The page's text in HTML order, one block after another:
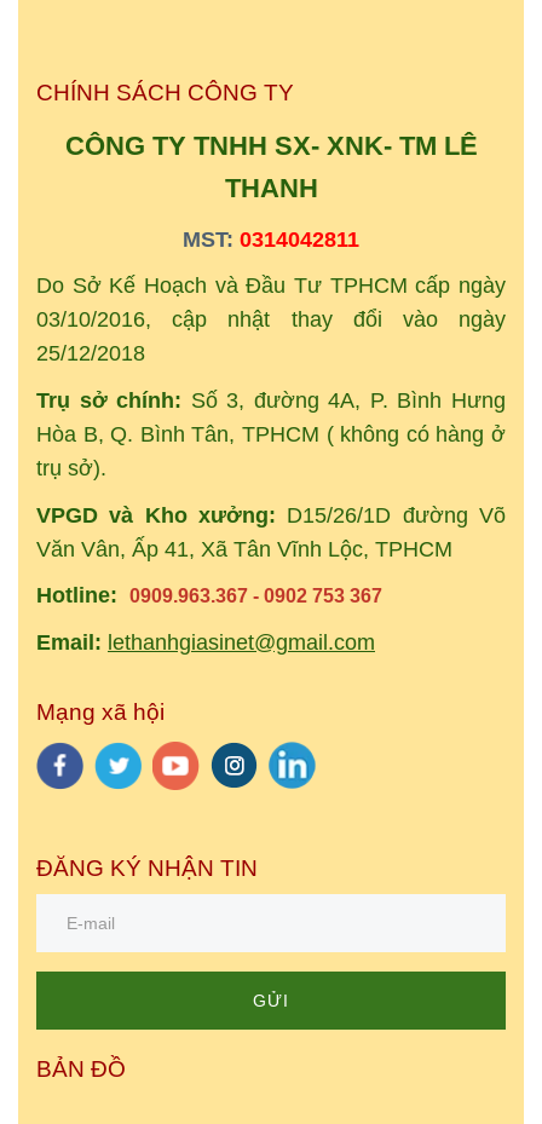
CHÍNH SÁCH CÔNG TY
CÔNG TY TNHH SX- XNK- TM LÊ
THANH
MST: 0314042811
Do Sở Kế Hoạch và Đầu Tư TPHCM cấp ngày
03/10/2016, cập nhật thay đổi vào ngày
25/12/2018
Trụ sở chính: Số 3, đường 4A, P. Bình Hưng
Hòa B, Q. Bình Tân, TPHCM ( không có hàng ở
trụ sở).
VPGD và Kho xưởng: D15/26/1D đường Võ
Văn Vân, Ấp 41, Xã Tân Vĩnh Lộc, TPHCM
Hotline: 0909.963.367 - 0902 753 367
Email: lethanhgiasinet@gmail.com
Mạng xã hội
ĐĂNG KÝ NHẬN TIN
GỬI
BẢN ĐỒ